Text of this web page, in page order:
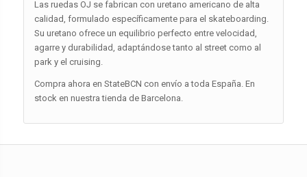
Las ruedas OJ se fabrican con uretano americano de alta
calidad, formulado específicamente para el skateboarding.
Su uretano ofrece un equilibrio perfecto entre velocidad,
agarre y durabilidad, adaptándose tanto al street como al
park y el cruising.
Compra ahora en StateBCN con envío a toda España. En
stock en nuestra tienda de Barcelona.